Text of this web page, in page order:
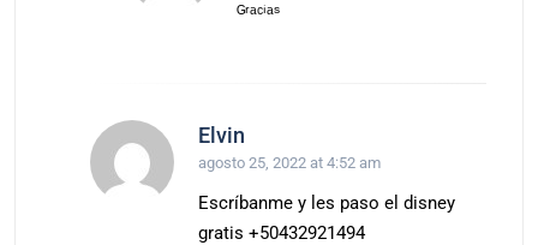
ᴳʳᵃᶜⁱᵃˢ
Elvin
agosto 25, 2022 at 4:52 am
Escríbanme y les paso el disney
gratis +50432921494